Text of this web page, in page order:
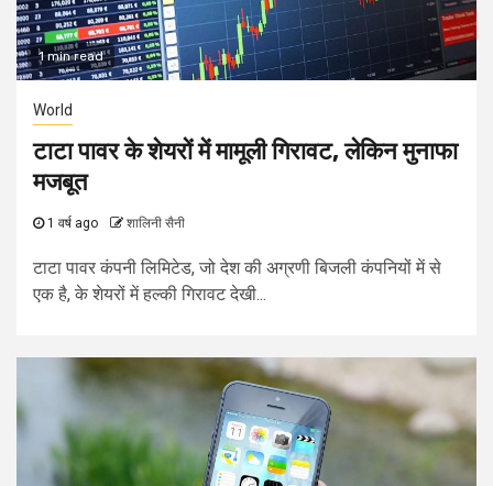
1 min read
World
टाटा पावर के शेयरों में मामूली गिरावट, लेकिन मुनाफा
मजबूत
1 वर्ष ago शालिनी सैनी
टाटा पावर कंपनी लिमिटेड, जो देश की अग्रणी बिजली कंपनियों में से
एक है, के शेयरों में हल्की गिरावट देखी...